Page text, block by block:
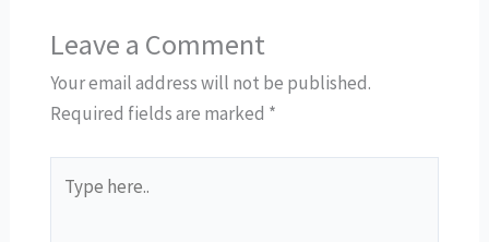
Leave a Comment
Your email address will not be published.
Required fields are marked *
here..